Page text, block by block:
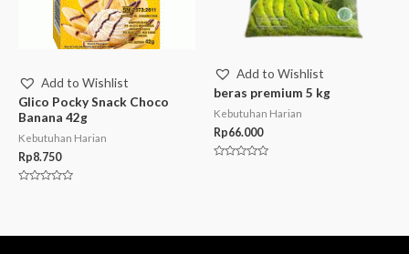
Add to Wishlist
Glico Pocky Snack Choco
Banana 42g
Kebutuhan Harian
Rp8.750
Add to Wishlist
beras premium 5 kg
Kebutuhan Harian
Rp66.000